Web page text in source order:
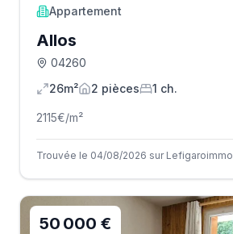
Appartement
Allos
04260
26m²
2 pièces 1 ch.
2115€/m²
Trouvée le 04/08/2026 sur Lefigaroimmo
50 000 €